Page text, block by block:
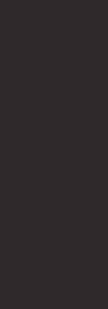
Скребки
Инструмент для